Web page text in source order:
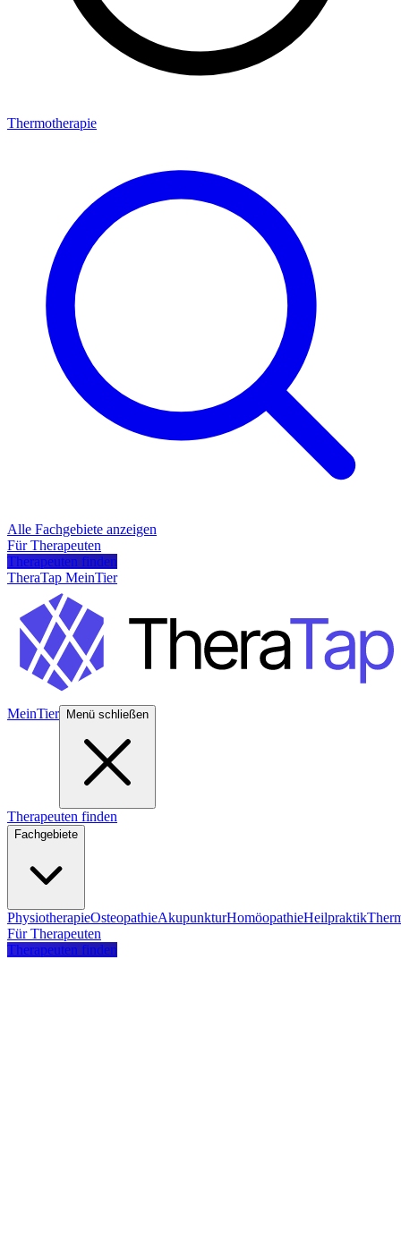
Thermotherapie
Alle Fachgebiete anzeigen
Für Therapeuten
Therapeuten finden
TheraTap MeinTier
MeinTier Menü schließen
Therapeuten finden
Fachgebiete
PhysiotherapieOsteopathieAkupunkturHomöopathieHeilpraktik
Für Therapeuten
Therapeuten finden